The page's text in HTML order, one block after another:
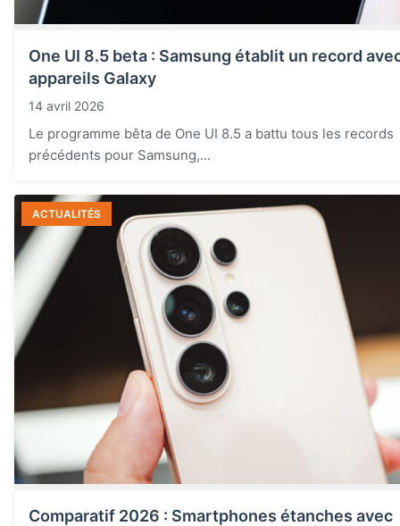
One UI 8.5 beta : Samsung établit un record
appareils Galaxy
14 avril 2026
Le programme bêta de One UI 8.5 a battu tous les records
précédents pour Samsung,...
ACTUALITÉS
Comparatif 2026 : Smartphones étanches avec